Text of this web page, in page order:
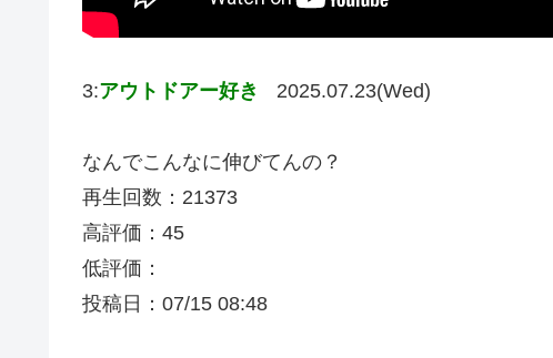
3:アウトドアー好き 2025.07.23(Wed)
なんでこんなに伸びてんの？
再生回数：21373
高評価：45
低評価：
投稿日：07/15 08:48